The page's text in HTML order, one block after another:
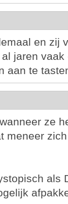
en zij
jaren
aan te
ze
meneer
als